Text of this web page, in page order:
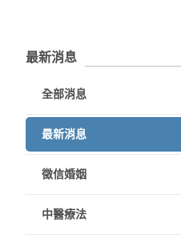
最新消息
全部消息
最新消息
徵信婚姻
中醫療法